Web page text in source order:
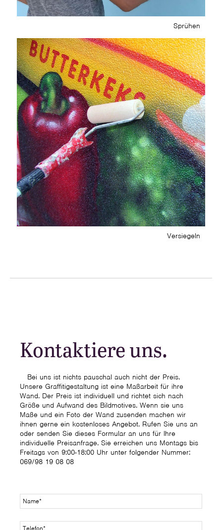
Sprühen
Versiegeln
Kontaktiere uns.
Bei uns ist nichts pauschal auch nicht der Preis.
Unsere Graffitigestaltung ist eine Maßarbeit für ihre
Wand. Der Preis ist individuell und richtet sich nach
Größe und Aufwand des Bildmotives. Wenn sie uns
Maße und ein Foto der Wand zusenden machen wir
ihnen gerne ein kostenloses Angebot. Rufen Sie uns an
oder senden Sie dieses Formular an uns für Ihre
individuelle Preisanfrage. Sie erreichen uns Montags bis
Freitags von 9:00-18:00 Uhr unter folgender Nummer:
069/98 19 08 08